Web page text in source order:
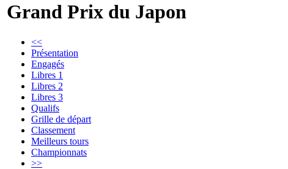
Grand Prix du Japon
<<
Présentation
Engagés
Libres 1
Libres 2
Libres 3
Qualifs
Grille de départ
Classement
Meilleurs tours
Championnats
>>